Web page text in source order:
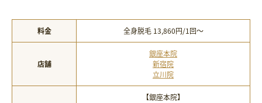
料金 全身脱毛 13,860円/1回〜
店舗
銀座本院
新宿院
立川院
【銀座本院】